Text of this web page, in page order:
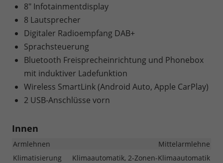
8" Infotainmentdisplay
8 Lautsprecher
Digitaler Radioempfang DAB+
Sprachsteuerung
Bluetooth Freisprecheinrichtung und Phonebox
mit induktiver Ladefunktion
Wireless SmartLink (Android Auto, Apple CarPlay)
2 USB-Anschlüsse vorn
Innen
Armlehnen
Mittelarmlehne
Klimatisierung
Klimaautomatik, 2-Zonen-Klimaautomatik